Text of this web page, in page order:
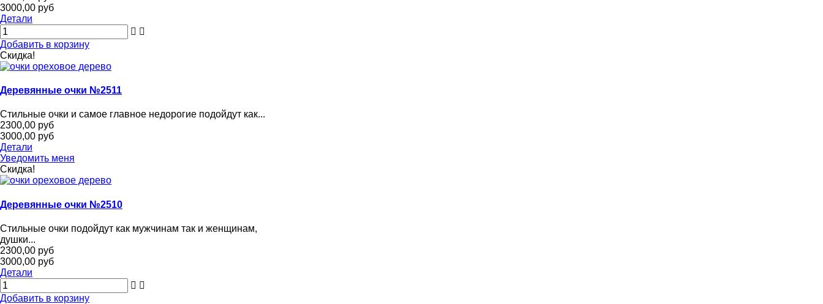
3000,00 руб
Детали
Добавить в корзину
Скидка!
Деревянные очки №2511
Стильные очки и самое главное недорогие подойдут как...
2300,00 руб
3000,00 руб
Детали
Уведомить меня
Скидка!
Деревянные очки №2510
Стильные очки подойдут как мужчинам так и женщинам,
душки...
2300,00 руб
3000,00 руб
Детали
Добавить в корзину